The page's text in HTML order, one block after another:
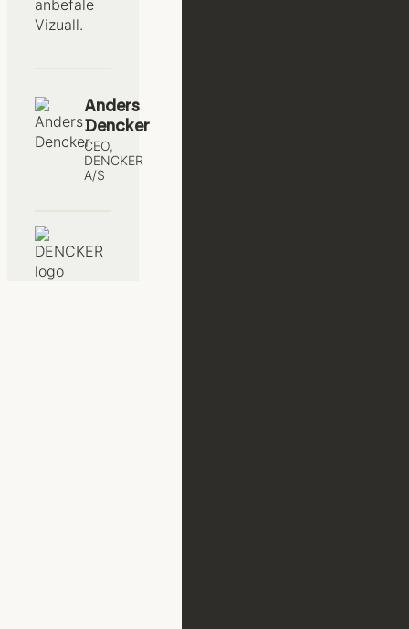
anbefale
Vizuall.
Anders
Dencker
CEO,
DENCKER
A/S